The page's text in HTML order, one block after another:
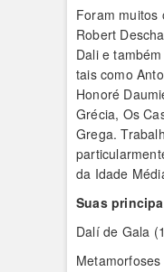
Foram muitos
Robert
Dali e
tais como
Honoré
Grécia, Os
Grega.
da Idade
Suas
Dalí de Gala